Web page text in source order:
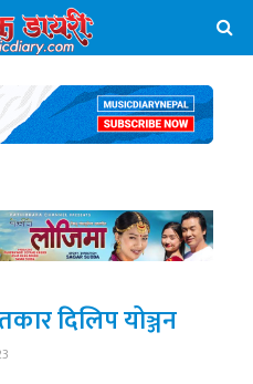
दिलिप योञ्जन